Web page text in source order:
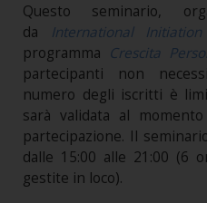
Questo seminario,
da
International
programma Crescita
partecipanti non
numero degli iscritti è
sarà validata al
partecipazione. Il
dalle 15:00 alle 21:00 (6
gestite in loco).